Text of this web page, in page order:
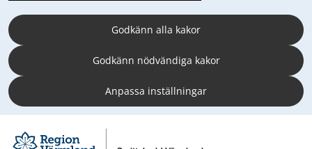
Godkänn alla kakor
Godkänn nödvändiga kakor
Anpassa inställningar